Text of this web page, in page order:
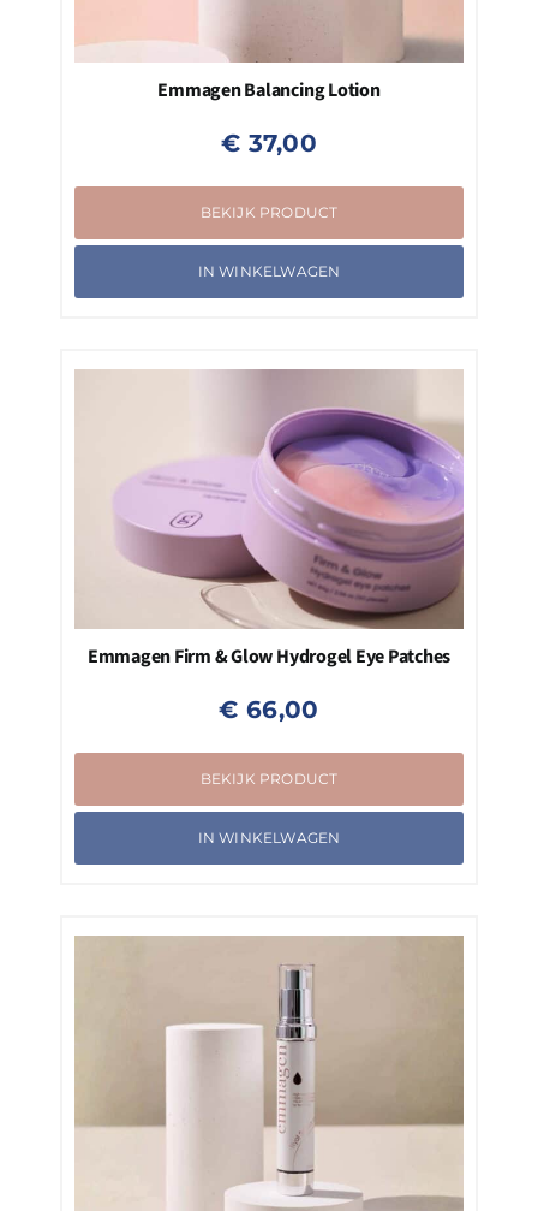
Emmagen Balancing Lotion
€ 37,00
BEKIJK PRODUCT
IN WINKELWAGEN
Emmagen Firm & Glow Hydrogel Eye Patches
€ 66,00
BEKIJK PRODUCT
IN WINKELWAGEN